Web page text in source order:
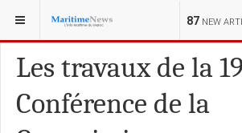
87 NEW
VOUS ÊTES ICI :
Les travaux de la
Conférence de la